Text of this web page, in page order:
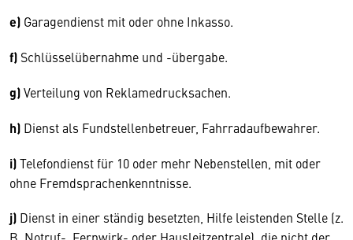
e) Garagendienst mit oder ohne Inkasso.
f) Schlüsselübernahme und -übergabe.
g)Verteilung von Reklamedrucksachen.
h) Dienst als Fundstellenbetreuer, Fahrradaufbewahrer.
i)Telefondienst für 10 oder mehr Nebenstellen, mit oder
ohne Fremdsprachenkenntnisse.
j) Dienst in einer ständig besetzten, Hilfe leistenden Stelle (z.